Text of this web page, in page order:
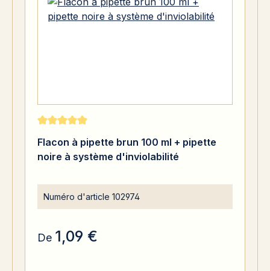
Note moyenne de 5 sur 5 étoiles
Flacon à pipette brun 100 ml + pipette
noire à système d'inviolabilité
Numéro d'article 102974
De 1,09 €